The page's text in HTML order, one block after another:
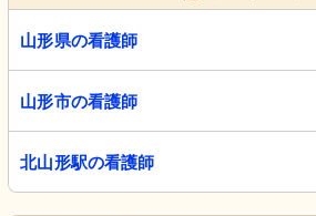
山形県の看護師
山形市の看護師
北山形駅の看護師